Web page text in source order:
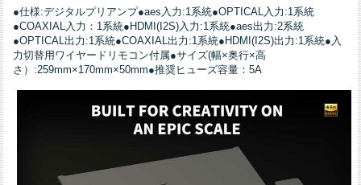
●仕様:デジタルプリアンプ●aes入力:1系統●OPTICAL入力:1系統
●COAXIAL入力：1系統●HDMI(I2S)入力:1系統●aes出力:2系統
●OPTICAL出力:1系統●COAXIAL出力:1系統●HDMI(I2S)出力:1系統●入
力切替用ワイヤードリモコン付属●サイズ(幅×奥行×高
さ）:259mm×170mm×50mm●推奨ヒューズ容量：5A